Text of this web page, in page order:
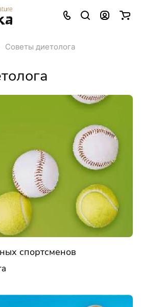
Советы диетолога
спортсменов